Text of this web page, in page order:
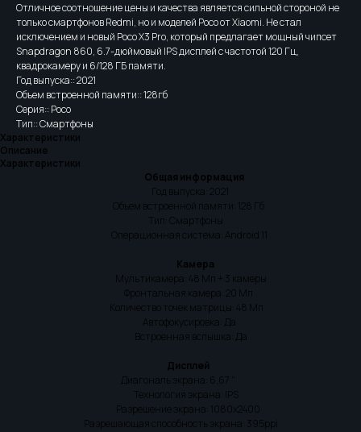
Отличное соотношение цены и качества является сильной стороной не
только смартфонов Redmi, но и моделей Poco от Xiaomi. Не стал
исключением и новый Poco X3 Pro, который предлагает мощный чипсет
Snapdragon 860, 6.7-дюймовый IPS дисплей с частотой 120 Гц,
квадрокамеру и 6/128 ГБ памяти.
Год выпуска:: 2021
Объем встроенной памяти:: 128гб
Серия:: Poco
Тип:: Смартфоны
Характеристики
Описание
Характеристики
Общая информация
Год выпуска: 2021
Объем встроенной памяти: 128 Гб
Тип: Смартфоны
Операционная система: Android 11
Камера
Мультикамера: 48 Мп + 3 камеры
Фронтальная камера: 20 Мп
Количество точек матрицы: 48 Mп
Автофокусировка: Да
Встроенная вспышка: Да
Дисплей
Диагональ экрана: 6,67 "
Технология экрана: IPS
Разрешение экрана: 1080x2400
Разрешающая способность экрана: 395ppi